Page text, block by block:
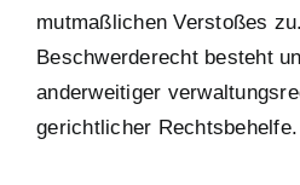
mutmaßlichen Verstoßes
Beschwerderecht besteht
anderweitiger
gerichtlicher Rechtsbehelfe.